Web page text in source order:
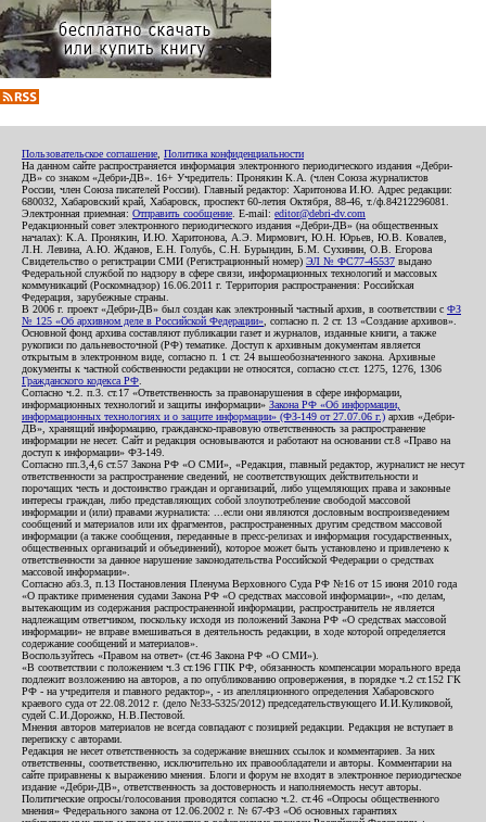
Пользовательское соглашение Политика конфиденциальности
На данном сайте распространяется информация электронного периодического издания «Дебри-
ДВ» со знаком «Дебри-ДВ». 16+ Учредитель: Пронякин К.А. (член Союза журналистов
России, член Союза писателей России). Главный редактор: Харитонова И.Ю. Адрес редакции:
680032, Хабаровский край, Хабаровск, проспект 60-летия Октября, 88-46, т./ф.84212296081.
Электронная приемная: Отправить сообщение . E-mail: editor@debri-dv.com
Редакционный совет электронного периодического издания «Дебри-ДВ» (на общественных
началах): К.А. Пронякин, И.Ю. Харитонова, А.Э. Мирмович, Ю.Н. Юрьев, Ю.В. Ковалев,
Л.Н. Левина, А.Ю. Жданов, Е.Н. Голубь, С.Н. Бурындин, Б.М. Сухинин, О.В. Егорова
Свидетельство о регистрации СМИ (Регистрационный номер) ЭЛ № ФС77-45537 выдано
Федеральной службой по надзору в сфере связи, информационных технологий и массовых
коммуникаций (Роскомнадзор) 16.06.2011 г. Территория распространения: Российская
Федерация, зарубежные страны.
В 2006 г. проект «Дебри-ДВ» был создан как электронный частный архив, в соответствии с ФЗ
№ 125 «Об архивном деле в Российской Федерации» , согласно п. 2 ст. 13 «Создание архивов».
Основной фонд архива составляют публикации газет и журналов, изданные книги, а также
рукописи по дальневосточной (РФ) тематике. Доступ к архивным документам является
открытым в электронном виде, согласно п. 1 ст. 24 вышеобозначенного закона. Архивные
документы к частной собственности редакции не относятся, согласно ст.ст. 1275, 1276, 1306
Гражданского кодекса РФ
Согласно ч.2. п.3. ст.17 «Ответственность за правонарушения в сфере информации,
информационных технологий и защиты информации» Закона РФ «Об информации,
информационных технологиях и о защите информации» (ФЗ-149 от 27.07.06 г.) архив «Дебри-
ДВ», хранящий информацию, гражданско-правовую ответственность за распространение
информации не несет. Сайт и редакция основываются и работают на основании ст.8 «Право на
доступ к информации» ФЗ-149.
Согласно пп.3,4,6 ст.57 Закона РФ «О СМИ», «Редакция, главный редактор, журналист не несут
ответственности за распространение сведений, не соответствующих действительности и
порочащих честь и достоинство граждан и организаций, либо ущемляющих права и законные
интересы граждан, либо представляющих собой злоупотребление свободой массовой
информации и (или) правами журналиста: ...если они являются дословным воспроизведением
сообщений и материалов или их фрагментов, распространенных другим средством массовой
информации (а также сообщения, переданные в пресс-релизах и информация государственных,
общественных организаций и объединений), которое может быть установлено и привлечено к
ответственности за данное нарушение законодательства Российской Федерации о средствах
массовой информации».
Согласно абз.3, п.13 Постановления Пленума Верховного Суда РФ №16 от 15 июня 2010 года
«О практике применения судами Закона РФ «О средствах массовой информации», «по делам,
вытекающим из содержания распространенной информации, распространитель не является
надлежащим ответчиком, поскольку исходя из положений Закона РФ «О средствах массовой
информации» не вправе вмешиваться в деятельность редакции, в ходе которой определяется
содержание сообщений и материалов».
Воспользуйтесь «Правом на ответ» (ст.46 Закона РФ «О СМИ»).
«В соответствии с положением ч.3 ст.196 ГПК РФ, обязанность компенсации морального вреда
подлежит возложению на авторов, а по опубликованию опровержения, в порядке ч.2 ст.152 ГК
РФ - на учредителя и главного редактор», - из апелляционного определения Хабаровского
краевого суда от 22.08.2012 г. (дело №33-5325/2012) председательствующего И.И.Куликовой,
судей С.И.Дорожко, Н.В.Пестовой.
Мнения авторов материалов не всегда совпадают с позицией редакции. Редакция не вступает в
переписку с авторами.
Редакция не несет ответственность за содержание внешних ссылок и комментариев. За них
ответственны, соответственно, исключительно их правообладатели и авторы. Комментарии на
сайте приравнены к выражению мнения. Блоги и форум не входят в электронное периодическое
издание «Дебри-ДВ», ответственность за достоверность и наполняемость несут авторы.
Политические опросы/голосования проводятся согласно ч.2. ст.46 «Опросы общественного
мнения» Федерального закона от 12.06.2002 г. № 67-ФЗ «Об основных гарантиях